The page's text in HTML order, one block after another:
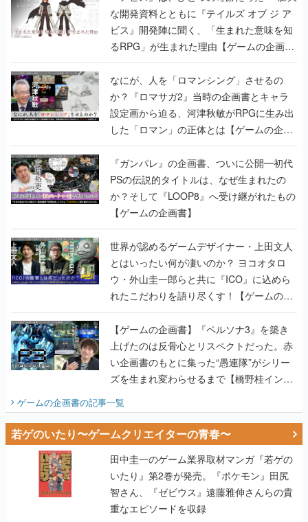
な開発資料とともに『テイルズ オブ ジ ア
ビス』開発陣に聞く、「生まれた意味を知
るRPG」が生まれた理由【ゲームの企画
書】
なにが、人を「ロマンシング」させるの
か？『ロマサガ2』当時の企画書とキャラ
設定画から迫る、河津秋敏がRPGに生み出
した「ロマン」の正体とは【ゲームの企画
書】
『ガンパレ』の企画書、ついに公開━初代
PSの伝説的タイトルは、なぜ生まれたの
か？そして『LOOP8』へ受け継がれたもの
【ゲームの企画書】
世界が認めるゲームデザイナー・上田文人
とはいったい何が凄いのか？ ヨコオタロ
ウ・外山圭一郎らと共に『ICO』に込めら
れたこだわりを語り尽くす！【ゲームの企
画書】
【ゲームの企画書】『ペルソナ3』を築き
上げたのは反骨心とリスペクトだった。赤
い企画書のもとに集った“愚連隊”がシリー
ズを生まれ変わらせるまで【橋野桂インタ
ビュー】
ゲームの企画書の記事一覧
若ゲのいたり〜ゲームクリエイターの青春〜
田中圭一のゲーム業界取材マンガ『若ゲの
いたり』第2巻が発売。『ポケモン』田尻
智さん、『ゼビウス』遠藤雅伸さんらの貴
重なエピソードを収録